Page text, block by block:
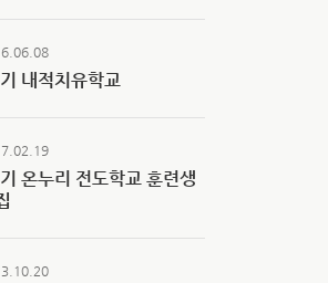
내적치유학교
온누리 전도학교 훈련생